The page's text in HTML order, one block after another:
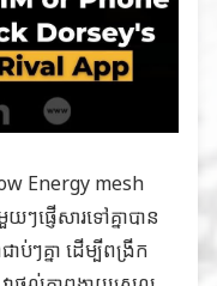
Energy mesh
ញើសារទៅគ្នាបាន
ៗគ្នា ដើម្បីពង្រីក